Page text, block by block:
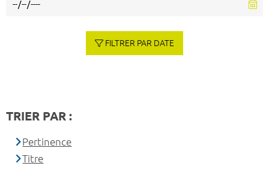
FILTRER PAR DATE
TRIER PAR :
Pertinence
Titre